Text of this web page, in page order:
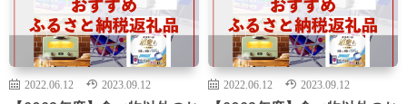
2022.06.12 2023.09.12 2022.06.12 2023.09.12